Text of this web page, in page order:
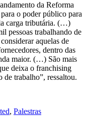
da Reforma
o poder público para
carga tributária. (…)
pessoas trabalhando de
aquelas de
dentro das
maior. (…) São mais
deixa o franchising
de trabalho”, ressaltou.
, Palestras